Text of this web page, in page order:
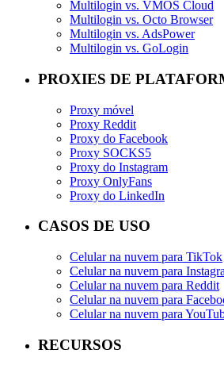
Multilogin vs. VMOS Cloud
Multilogin vs. Octo Browser
Multilogin vs. AdsPower
Multilogin vs. GoLogin
PROXIES DE
Proxy móvel
Proxy Reddit
Proxy do Facebook
Proxy SOCKS5
Proxy do Instagram
Proxy OnlyFans
Proxy do LinkedIn
CASOS DE USO
Celular na nuvem para TikTok
Celular na nuvem para
Celular na nuvem para Reddit
Celular na nuvem para
Celular na nuvem para
RECURSOS